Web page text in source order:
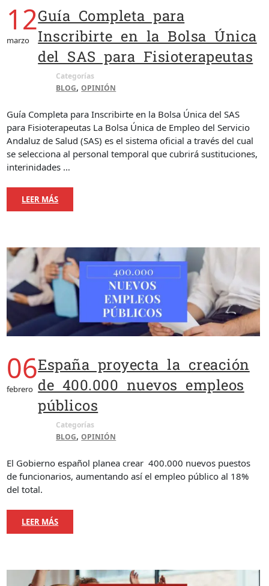
12
marzo
Guía Completa para
Inscribirte en la Bolsa Única
del SAS para Fisioterapeutas
Categorías
BLOG,OPINIÓN
Guía Completa para Inscribirte en la Bolsa Única del SAS
para Fisioterapeutas La Bolsa Única de Empleo del Servicio
Andaluz de Salud (SAS) es el sistema oficial a través del cual
se selecciona al personal temporal que cubrirá sustituciones,
interinidades …
LEER MÁS
06
febrero
España proyecta la creación
de 400.000 nuevos empleos
públicos
Categorías
BLOG,OPINIÓN
El Gobierno español planea crear 400.000 nuevos puestos
de funcionarios, aumentando así el empleo público al 18%
del total.
LEER MÁS